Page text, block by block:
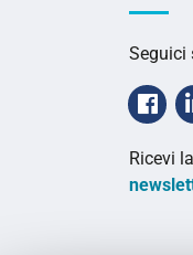
Seguici
Ricevi